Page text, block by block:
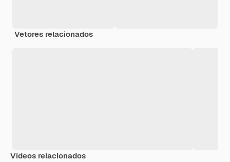
Vetores relacionados
Vídeos relacionados